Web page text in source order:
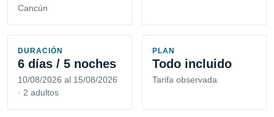
Cancún
DURACIÓN
6 días / 5 noches
10/08/2026 al 15/08/2026
· 2 adultos
PLAN
Todo incluido
Tarifa observada